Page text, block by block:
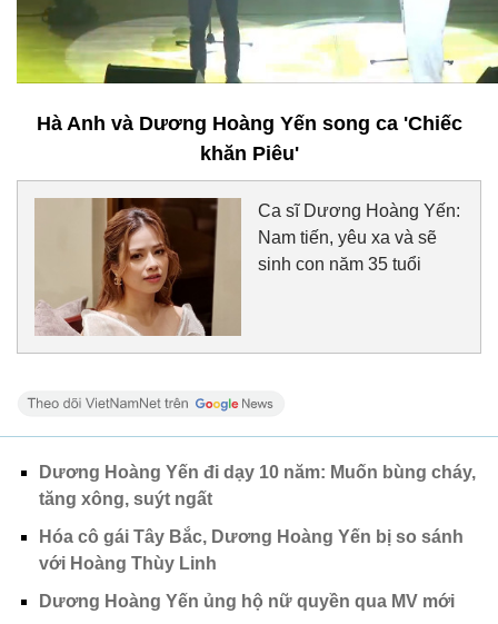
Hà Anh và Dương Hoàng Yến song ca 'Chiếc
khăn Piêu'
Ca sĩ Dương Hoàng Yến:
Nam tiến, yêu xa và sẽ
sinh con năm 35 tuổi
Dương Hoàng Yến đi dạy 10 năm: Muốn bùng cháy,
tăng xông, suýt ngất
Hóa cô gái Tây Bắc, Dương Hoàng Yến bị so sánh
với Hoàng Thùy Linh
Dương Hoàng Yến ủng hộ nữ quyền qua MV mới